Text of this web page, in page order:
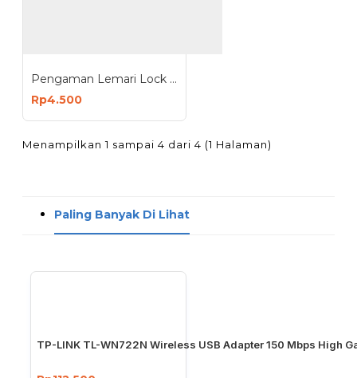
Pengaman Lemari Lock Band Lockband Drawer
Rp4.500
Menampilkan 1 sampai 4 dari 4 (1 Halaman)
Paling Banyak Di Lihat
TP-LINK TL-WN722N Wireless USB Adapter 150 Mbps High